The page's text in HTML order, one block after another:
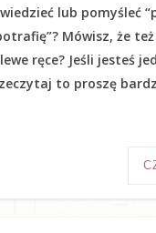
lub pomyśleć
Mówisz, że
ręce? Jeśli jesteś
to proszę